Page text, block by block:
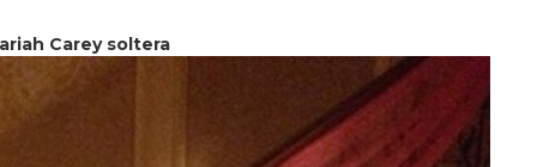
Carey soltera